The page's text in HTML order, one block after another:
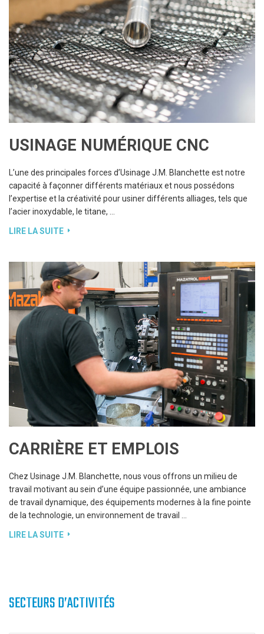
USINAGE NUMÉRIQUE CNC
L’une des principales forces d’Usinage J.M. Blanchette est notre
capacité à façonner différents matériaux et nous possédons
l’expertise et la créativité pour usiner différents alliages, tels que
LIRE LA SUITE
CARRIÈRE ET EMPLOIS
Chez Usinage J.M. Blanchette, nous vous offrons un milieu de
travail motivant au sein d’une équipe passionnée, une ambiance
de travail dynamique, des équipements modernes à la fine pointe
LIRE LA SUITE
ÉNERGIE